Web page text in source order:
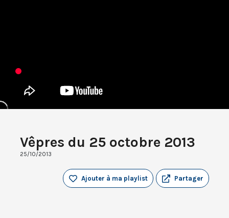
Vêpres du 25 octobre 2013
25/10/2013
Partager
Ajouter à ma playlist